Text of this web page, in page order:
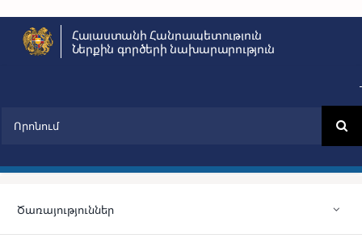
content
Հայաստանի Հանրապետություն
Ներքին գործերի նախարարություն
Ծառայություններ